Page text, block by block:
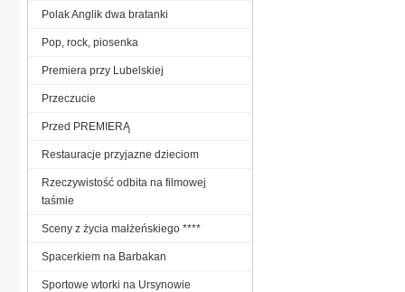
Polak Anglik dwa bratanki
Pop, rock, piosenka
Premiera przy Lubelskiej
Przeczucie
Przed PREMIERĄ
Restauracje przyjazne dzieciom
Rzeczywistość odbita na filmowej
taśmie
Sceny z życia małżeńskiego ****
Spacerkiem na Barbakan
Sportowe wtorki na Ursynowie